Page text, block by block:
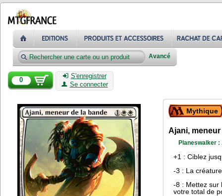
Avancé
0
S'enregistrer
Se connecter
Mythique
Ajani,
Planeswalker :
+1 : Ciblez
-3 : La
-8 : Mettez sur
votre total de